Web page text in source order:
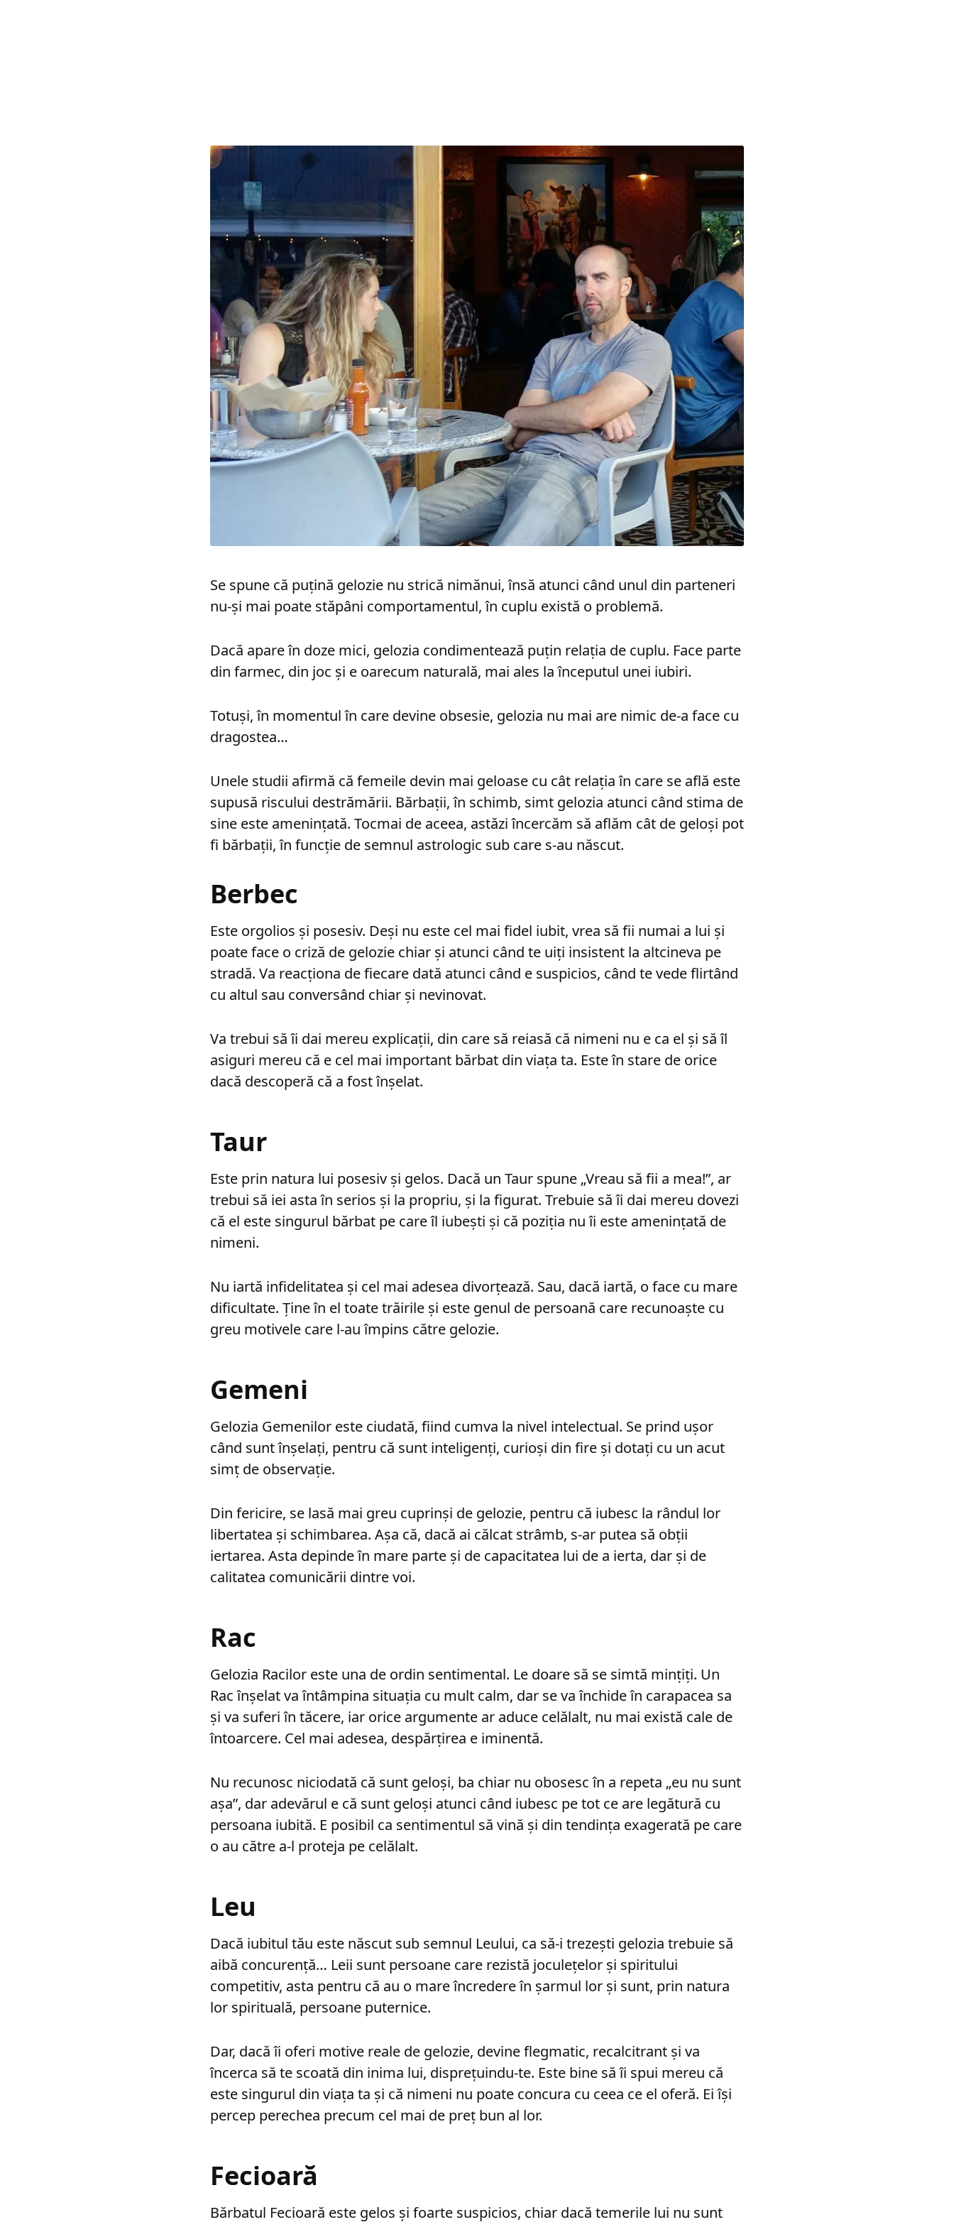
Se spune că puţină gelozie nu strică nimănui, însă atunci când unul din parteneri
nu-şi mai poate stăpâni comportamentul, în cuplu există o problemă.
Dacă apare în doze mici, gelozia condimentează puțin relaţia de cuplu. Face parte
din farmec, din joc şi e oarecum naturală, mai ales la începutul unei iubiri.
Totuşi, în momentul în care devine obsesie, gelozia nu mai are nimic de-a face cu
dragostea…
Unele studii afirmă că femeile devin mai geloase cu cât relaţia în care se află este
supusă riscului destrămării. Bărbaţii, în schimb, simt gelozia atunci când stima de
sine este ameninţată. Tocmai de aceea, astăzi încercăm să aflăm cât de geloşi pot
fi bărbaţii, în funcţie de semnul astrologic sub care s-au născut.
Berbec
Este orgolios şi posesiv. Deşi nu este cel mai fidel iubit, vrea să fii numai a lui şi
poate face o criză de gelozie chiar şi atunci când te uiţi insistent la altcineva pe
stradă. Va reacţiona de fiecare dată atunci când e suspicios, când te vede flirtând
cu altul sau conversând chiar şi nevinovat.
Va trebui să îi dai mereu explicaţii, din care să reiasă că nimeni nu e ca el şi să îl
asiguri mereu că e cel mai important bărbat din viaţa ta. Este în stare de orice
dacă descoperă că a fost înşelat.
Taur
Este prin natura lui posesiv şi gelos. Dacă un Taur spune „Vreau să fii a mea!”, ar
trebui să iei asta în serios şi la propriu, şi la figurat. Trebuie să îi dai mereu dovezi
că el este singurul bărbat pe care îl iubeşti şi că poziţia nu îi este ameninţată de
nimeni.
Nu iartă infidelitatea şi cel mai adesea divorţează. Sau, dacă iartă, o face cu mare
dificultate. Ţine în el toate trăirile şi este genul de persoană care recunoaşte cu
greu motivele care l-au împins către gelozie.
Gemeni
Gelozia Gemenilor este ciudată, fiind cumva la nivel intelectual. Se prind uşor
când sunt înşelaţi, pentru că sunt inteligenţi, curioşi din fire şi dotaţi cu un acut
simţ de observaţie.
Din fericire, se lasă mai greu cuprinşi de gelozie, pentru că iubesc la rândul lor
libertatea şi schimbarea. Aşa că, dacă ai călcat strâmb, s-ar putea să obţii
iertarea. Asta depinde în mare parte şi de capacitatea lui de a ierta, dar şi de
calitatea comunicării dintre voi.
Rac
Gelozia Racilor este una de ordin sentimental. Le doare să se simtă minţiţi. Un
Rac înşelat va întâmpina situaţia cu mult calm, dar se va închide în carapacea sa
şi va suferi în tăcere, iar orice argumente ar aduce celălalt, nu mai există cale de
întoarcere. Cel mai adesea, despărţirea e iminentă.
Nu recunosc niciodată că sunt geloşi, ba chiar nu obosesc în a repeta „eu nu sunt
aşa”, dar adevărul e că sunt geloşi atunci când iubesc pe tot ce are legătură cu
persoana iubită. E posibil ca sentimentul să vină şi din tendinţa exagerată pe care
o au către a-l proteja pe celălalt.
Leu
Dacă iubitul tău este născut sub semnul Leului, ca să-i trezeşti gelozia trebuie să
aibă concurenţă… Leii sunt persoane care rezistă joculeţelor şi spiritului
competitiv, asta pentru că au o mare încredere în şarmul lor şi sunt, prin natura
lor spirituală, persoane puternice.
Dar, dacă îi oferi motive reale de gelozie, devine flegmatic, recalcitrant şi va
încerca să te scoată din inima lui, dispreţuindu-te. Este bine să îi spui mereu că
este singurul din viaţa ta şi că nimeni nu poate concura cu ceea ce el oferă. Ei îşi
percep perechea precum cel mai de preţ bun al lor.
Fecioară
Bărbatul Fecioară este gelos şi foarte suspicios, chiar dacă temerile lui nu sunt